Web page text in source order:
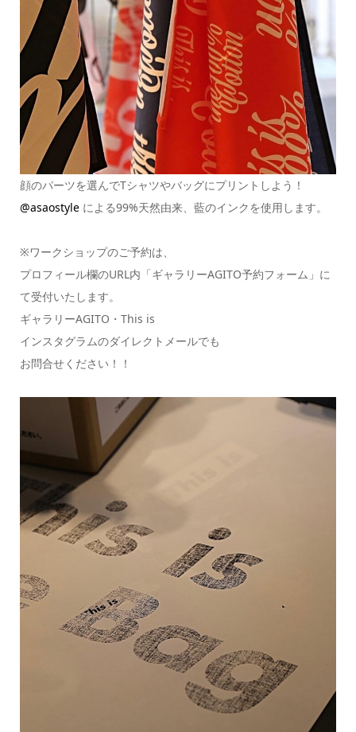
顔のパーツを選んでTシャツやバッグにプリントしよう！
@asaostyleによる99%天然由来、藍のインクを使用します。
※ワークショップのご予約は、
プロフィール欄のURL内「ギャラリーAGITO予約フォーム」に
て受付いたします。
ギャラリーAGITO・This is
インスタグラムのダイレクトメールでも
お問合せください！！